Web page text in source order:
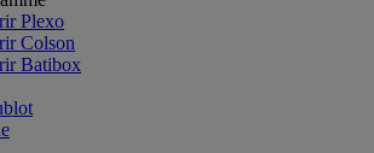
Plexo
Colson
Batibox